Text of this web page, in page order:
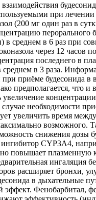
при
(200 мг один раз в
перорального
в среднем в 6 раз при
через 12 часов
последнего в
среднем в 3 раза.
при приёме будесонида в
предполагается, что и
увеличение
необходимости
увеличить время
возможного.
снижения дозы
CYP3A4,
повышает плазменную
ингаляция
расширяет бронхи,
в дыхательные
эффект. Фенобарбитал,